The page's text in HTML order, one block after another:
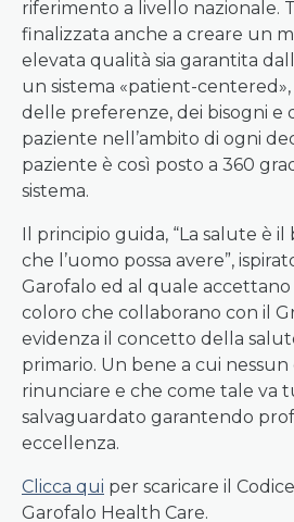
riferimento a livello nazionale.
finalizzata anche a creare un
elevata qualità sia garantita
un sistema «patient-
delle preferenze, dei bisogni e
paziente nell’ambito di ogni
paziente è così posto a 360
sistema.
Il principio guida, “La salute è
che l’uomo possa avere”,
Garofalo ed al quale
coloro che collaborano con il
evidenza il concetto della
primario. Un bene a cui
rinunciare e che come tale va
salvaguardato garantendo
eccellenza.
Clicca qui per scaricare il
Garofalo Health Care.